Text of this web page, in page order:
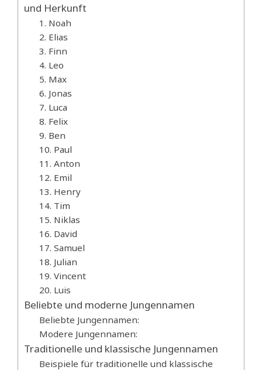
und Herkunft
1. Noah
2. Elias
3. Finn
4. Leo
5. Max
6. Jonas
7. Luca
8. Felix
9. Ben
10. Paul
11. Anton
12. Emil
13. Henry
14. Tim
15. Niklas
16. David
17. Samuel
18. Julian
19. Vincent
20. Luis
Beliebte und moderne Jungennamen
Beliebte Jungennamen:
Modere Jungennamen:
Traditionelle und klassische Jungennamen
Beispiele für traditionelle und klassische